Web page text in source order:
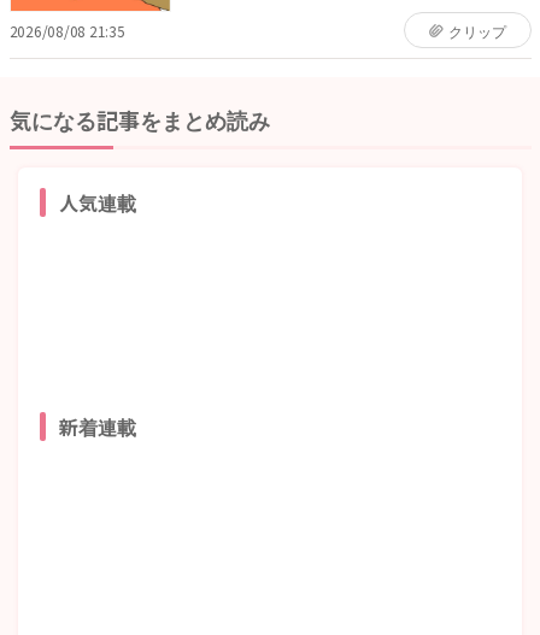
2026/08/08 21:35 クリップ
気になる記事をまとめ読み
人気連載
新着連載